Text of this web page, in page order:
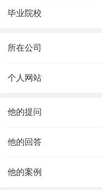
毕业院校
所在公司
个人网站
他的提问
他的回答
他的案例